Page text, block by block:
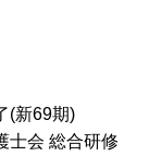
(新69期)
士会 総合研修